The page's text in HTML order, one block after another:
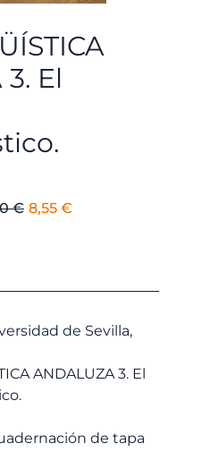
El
€ El
8,55 €
de Sevilla,
ANDALUZA 3. El
de tapa